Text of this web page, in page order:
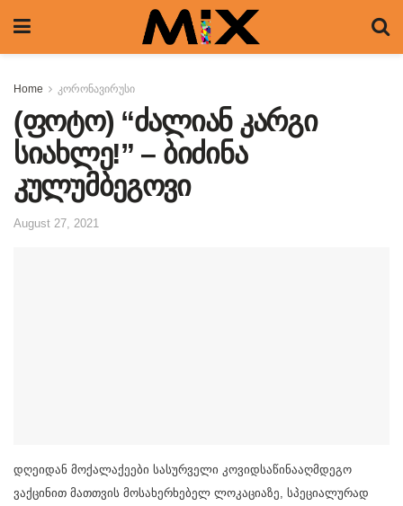
Home კორონავირუსი
(ფოტო) “ძალიან კარგი
სიახლე!” – ბიძინა
კულუმბეგოვი
August 27, 2021
დღეიდან მოქალაქეები სასურველი კოვიდსაწინააღმდეგო
ვაქცინით მათთვის მოსახერხებელ ლოკაციაზე, სპეციალურად